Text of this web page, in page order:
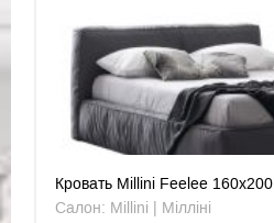
Кровать Millini Feelee 160x200
Салон: Millini | Мілліні